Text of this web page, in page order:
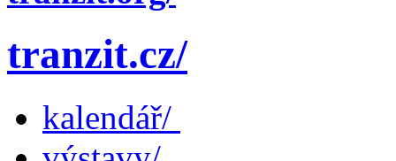
tranzit.cz/
kalendář/